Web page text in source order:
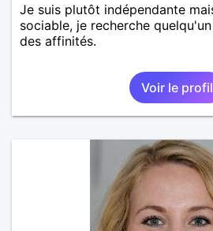
Je suis plutôt indépendante
sociable, je recherche
des affinités.
Voir le profil